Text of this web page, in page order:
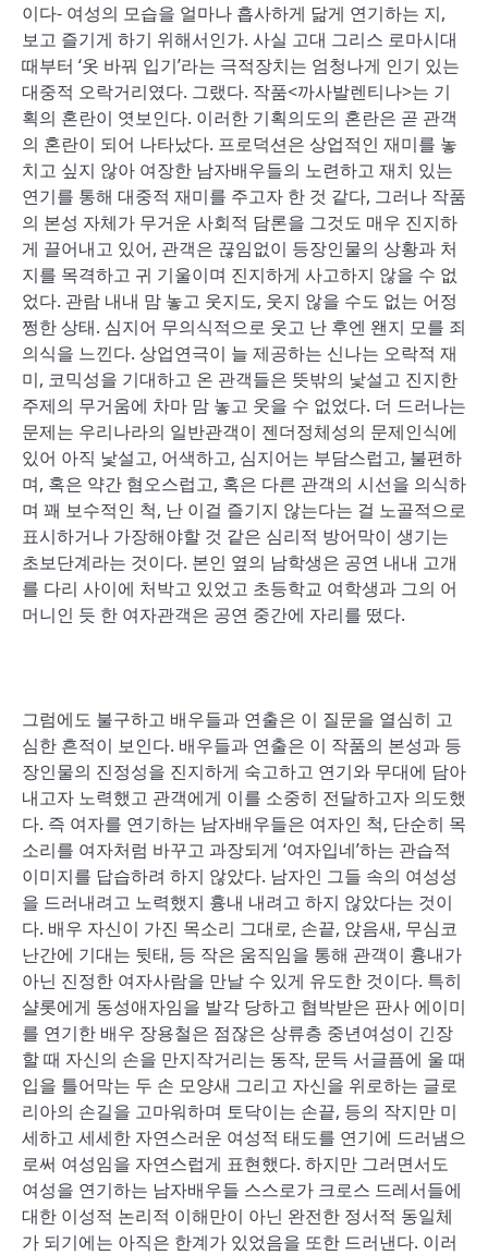
이다- 여성의 모습을 얼마나 흡사하게 닮게 연기하는 지,
보고 즐기게 하기 위해서인가. 사실 고대 그리스 로마시대
때부터 ‘옷 바꿔 입기’라는 극적장치는 엄청나게 인기 있는
대중적 오락거리였다. 그랬다. 작품<까사발렌티나>는 기
획의 혼란이 엿보인다. 이러한 기획의도의 혼란은 곧 관객
의 혼란이 되어 나타났다. 프로덕션은 상업적인 재미를 놓
치고 싶지 않아 여장한 남자배우들의 노련하고 재치 있는
연기를 통해 대중적 재미를 주고자 한 것 같다, 그러나 작품
의 본성 자체가 무거운 사회적 담론을 그것도 매우 진지하
게 끌어내고 있어, 관객은 끊임없이 등장인물의 상황과 처
지를 목격하고 귀 기울이며 진지하게 사고하지 않을 수 없
었다. 관람 내내 맘 놓고 웃지도, 웃지 않을 수도 없는 어정
쩡한 상태. 심지어 무의식적으로 웃고 난 후엔 왠지 모를 죄
의식을 느낀다. 상업연극이 늘 제공하는 신나는 오락적 재
미, 코믹성을 기대하고 온 관객들은 뜻밖의 낯설고 진지한
주제의 무거움에 차마 맘 놓고 웃을 수 없었다. 더 드러나는
문제는 우리나라의 일반관객이 젠더정체성의 문제인식에
있어 아직 낯설고, 어색하고, 심지어는 부담스럽고, 불편하
며, 혹은 약간 혐오스럽고, 혹은 다른 관객의 시선을 의식하
며 꽤 보수적인 척, 난 이걸 즐기지 않는다는 걸 노골적으로
표시하거나 가장해야할 것 같은 심리적 방어막이 생기는
초보단계라는 것이다. 본인 옆의 남학생은 공연 내내 고개
를 다리 사이에 처박고 있었고 초등학교 여학생과 그의 어
머니인 듯 한 여자관객은 공연 중간에 자리를 떴다.
그럼에도 불구하고 배우들과 연출은 이 질문을 열심히 고
심한 흔적이 보인다. 배우들과 연출은 이 작품의 본성과 등
장인물의 진정성을 진지하게 숙고하고 연기와 무대에 담아
내고자 노력했고 관객에게 이를 소중히 전달하고자 의도했
다. 즉 여자를 연기하는 남자배우들은 여자인 척, 단순히 목
소리를 여자처럼 바꾸고 과장되게 ‘여자입네’하는 관습적
이미지를 답습하려 하지 않았다. 남자인 그들 속의 여성성
을 드러내려고 노력했지 흉내 내려고 하지 않았다는 것이
다. 배우 자신이 가진 목소리 그대로, 손끝, 앉음새, 무심코
난간에 기대는 뒷태, 등 작은 움직임을 통해 관객이 흉내가
아닌 진정한 여자사람을 만날 수 있게 유도한 것이다. 특히
샬롯에게 동성애자임을 발각 당하고 협박받은 판사 에이미
를 연기한 배우 장용철은 점잖은 상류층 중년여성이 긴장
할 때 자신의 손을 만지작거리는 동작, 문득 서글픔에 울 때
입을 틀어막는 두 손 모양새 그리고 자신을 위로하는 글로
리아의 손길을 고마워하며 토닥이는 손끝, 등의 작지만 미
세하고 세세한 자연스러운 여성적 태도를 연기에 드러냄으
로써 여성임을 자연스럽게 표현했다. 하지만 그러면서도
여성을 연기하는 남자배우들 스스로가 크로스 드레서들에
대한 이성적 논리적 이해만이 아닌 완전한 정서적 동일체
가 되기에는 아직은 한계가 있었음을 또한 드러낸다. 이러